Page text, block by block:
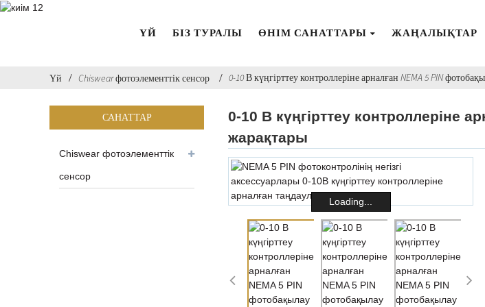
ҮЙ БІЗ ТУРАЛЫ ӨНІМ САНАТТАРЫ ЖАҢАЛЫҚТАР
Үй Chiswear фотоэлементтік сенсор 0-10 В күңгірттеу контроллеріне арналған NEMA 5 PIN
САНАТТАР
Chiswear фотоэлементтік
сенсор
0-10 В күңгірттеу контроллеріне
жарақтары
Loading...